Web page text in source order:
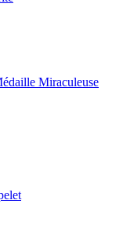
Miraculeuse